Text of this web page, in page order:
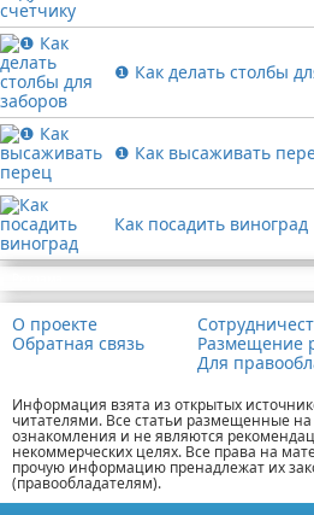
❶ Как делать столбы
❶ Как высаживать
Как посадить виноград
О проекте
Обратная связь
Размещение
Для
Информация взята из открытых
читателями. Все статьи размещенные
ознакомления и не являются
некоммерческих целях. Все права на
прочую информацию пренадлежат их
(правообладателям).